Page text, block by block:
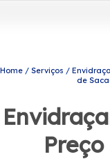
Home Serviços
de